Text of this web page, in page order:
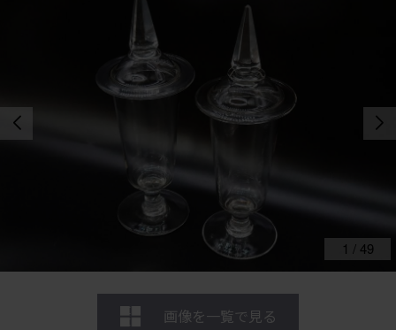
硝子、薬瓶、蓋付き)(R-082805)
1 / 49
画像を一覧で見る